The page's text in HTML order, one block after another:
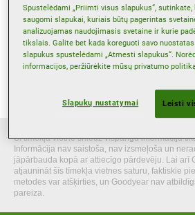
Žemėlapis
Peržiūrėti telefono numerį
info@ratai4.lt
Šī tīmekļa vietne sniedz vispārīgu informāciju
Informācija nav saistoša, nav izsmeļoša un
jāpārbauda kopā ar attiecīgo pārdevēju. Lai arī
atjaunināt šīs tīmekļa vietnes saturu, faktiskie
metodes var atšķirties, un Goodyear nav
pareiza.
Spustelėdami „Priimti visus slapukus“,
saugomi slapukai, kuriais būtų pagerintas
analizuojamas naudojimasis svetaine ir kurie
tikslais. Galite bet kada koreguoti savo
slapukus spustelėdami „Atmesti slapukus“.
informacijos, peržiūrėkite mūsų privatumo
Slapukų nustatymai Leisti